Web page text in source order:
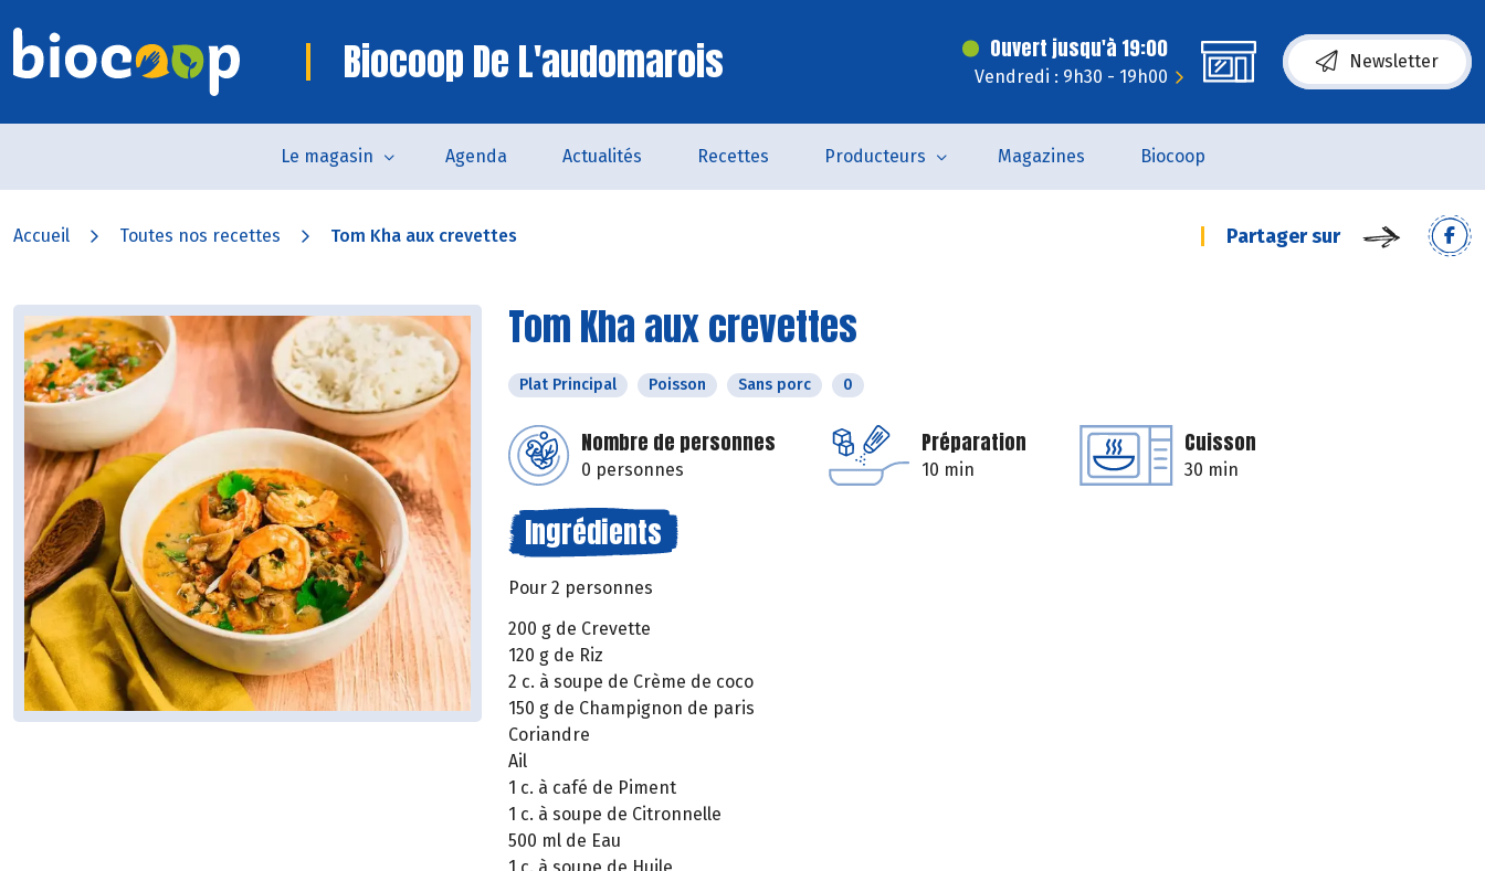
Biocoop De L'audomarois Ouvert jusqu'à 19:00
Vendredi : 9h30 - 19h00
Newsletter
Le magasin Agenda Actualités Recettes Producteurs Magazines Biocoop
Accueil Toutes nos recettes Tom Kha aux crevettes Partager sur
Tom Kha aux crevettes
Plat Principal Poisson Sans porc 0
Nombre de personnes
0 personnes
Préparation
10 min
Cuisson
30 min
Ingrédients
Pour 2 personnes
200 g de Crevette
120 g de Riz
2 c. à soupe de Crème de coco
150 g de Champignon de paris
Coriandre
Ail
1 c. à café de Piment
1 c. à soupe de Citronnelle
500 ml de Eau